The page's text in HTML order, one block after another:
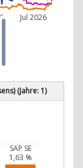
Jul 2026
(Jahre: 1)
SAP SE
1,63 %